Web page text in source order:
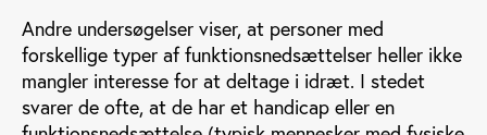
Andre undersøgelser viser, at personer med
forskellige typer af funktionsnedsættelser heller ikke
mangler interesse for at deltage i idræt. I stedet
svarer de ofte, at de har et handicap eller en